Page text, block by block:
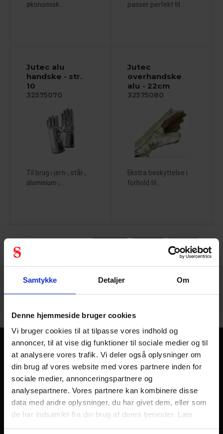
Samtykke Detaljer Om
Denne hjemmeside bruger cookies
Vi bruger cookies til at tilpasse vores indhold og
annoncer, til at vise dig funktioner til sociale medier og til
at analysere vores trafik. Vi deler også oplysninger om
din brug af vores website med vores partnere inden for
sociale medier, annonceringspartnere og
analysepartnere. Vores partnere kan kombinere disse
data med andre oplysninger, du har givet dem, eller som
de har indsamlet fra din brug af deres tjenester. Læs
økonomisk...
passer perfekt til...
Jutec alu
handske - str.
10
32575070
Til brug i jern-, stål-,
aluminium-,...
Jutec
overhandske
alu - 22cm
32575080
Ekstra beskyttelse i
forhold til...
Kom sikkert hjem - hver dag
Personlig sikkerhed handler kort sagt om at komme sikkert
hjem fra arbejde hver dag, året rundt. Der skal kun en
skæbnesvanger dag til at ændre et helt liv og alle liv
omkring det. Derfor finder du hos os i Stennevad personligt
sikkerhedsudstyr såsomarbejdshandsker ,
sikkerhedshjelme,sikkerhedsskoogåndedrætsværn af